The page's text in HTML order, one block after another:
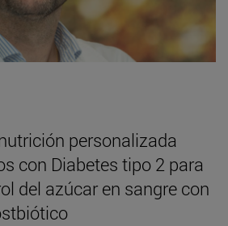
personalizada
con Diabetes tipo 2 para
del azúcar en sangre con